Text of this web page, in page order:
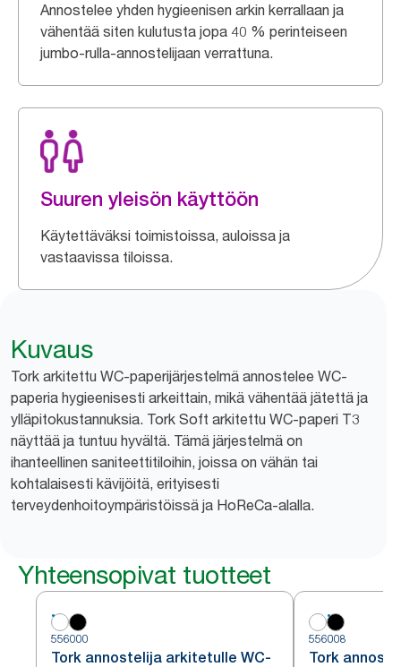
Annostelee yhden hygieenisen arkin kerrallaan ja
vähentää siten kulutusta jopa 40 % perinteiseen
jumbo-rulla-annostelijaan verrattuna.
Suuren yleisön käyttöön
Käytettäväksi toimistoissa, auloissa ja
vastaavissa tiloissa.
Kuvaus
Tork arkitettu WC-paperijärjestelmä annostelee WC-
paperia hygieenisesti arkeittain, mikä vähentää jätettä ja
ylläpitokustannuksia. Tork Soft arkitettu WC-paperi T3
näyttää ja tuntuu hyvältä. Tämä järjestelmä on
ihanteellinen saniteettitiloihin, joissa on vähän tai
kohtalaisesti kävijöitä, erityisesti
terveydenhoitoympäristöissä ja HoReCa-alalla.
Yhteensopivat tuotteet
556000
Tork annostelija arkitetulle WC-
556008
Tork